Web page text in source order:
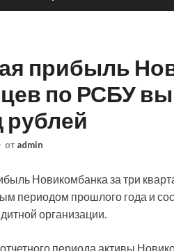
прибыль
по РСБУ
рублей
от admin
Новикомбанка за три
периодом прошлого года и
организации.
периода активы